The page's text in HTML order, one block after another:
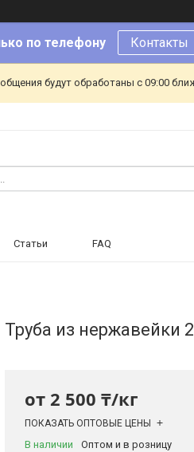
по телефону Контакты
будут обработаны с 09:00
Статьи FAQ
Труба из нержавейки
от 2 500 ₸/кг
ПОКАЗАТЬ ОПТОВЫЕ ЦЕНЫ
В наличии Оптом и в розницу